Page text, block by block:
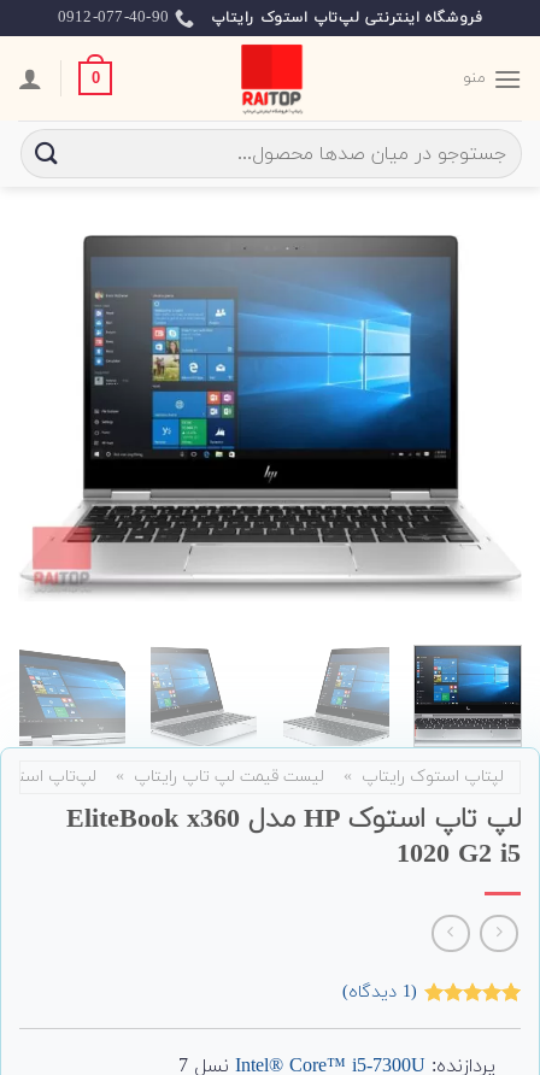
to
content
فروشگاه اینترنتی لپ‌تاپ استوک رایتاپ 0912-077-40-90
منو 0
جستجو
برای:
لپتاپ استوک رایتاپ » لیست قیمت لپ تاپ رایتاپ » لپ‌تاپ
لپ تاپ استوک HP مدل EliteBook x360
1020 G2 i5
مشتری
(
1 دیدگاه)
پردازنده: Intel® Core™ i5-7300Uنسل 7